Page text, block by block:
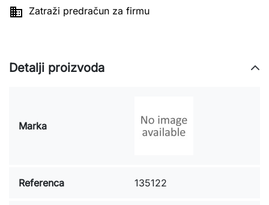
 Zatraži predračun za firmu
Detalji proizvoda
Marka
Referenca 135122